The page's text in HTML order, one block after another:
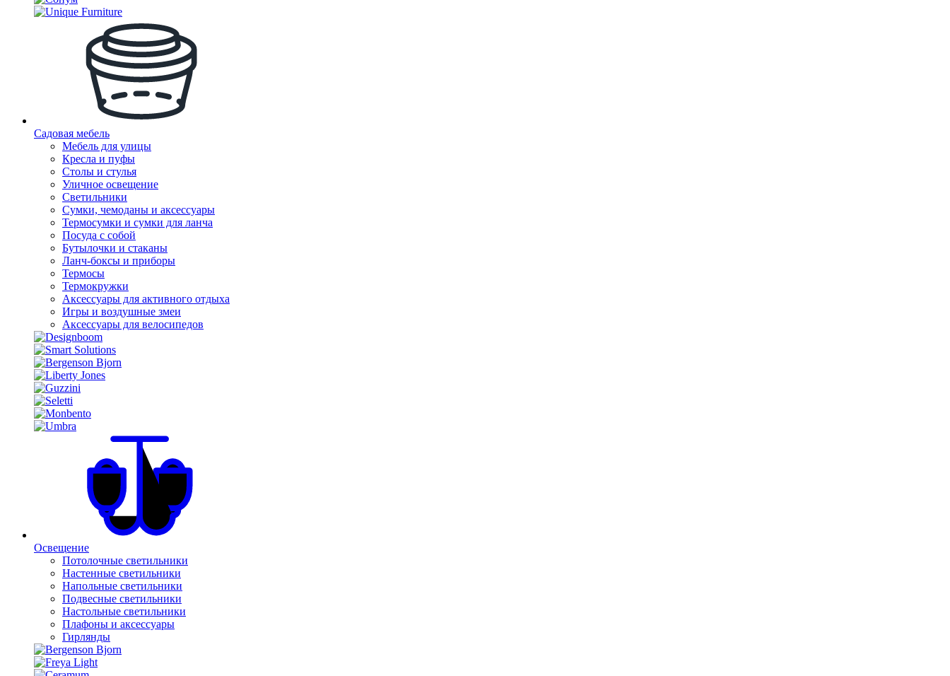
Садовая мебель
Мебель для улицы
Кресла и пуфы
Столы и стулья
Уличное освещение
Светильники
Сумки, чемоданы и аксессуары
Термосумки и сумки для ланча
Посуда с собой
Бутылочки и стаканы
Ланч-боксы и приборы
Термосы
Термокружки
Аксессуары для активного отдыха
Игры и воздушные змеи
Аксессуары для велосипедов
Освещение
Потолочные светильники
Настенные светильники
Напольные светильники
Подвесные светильники
Настольные светильники
Плафоны и аксессуары
Гирлянды